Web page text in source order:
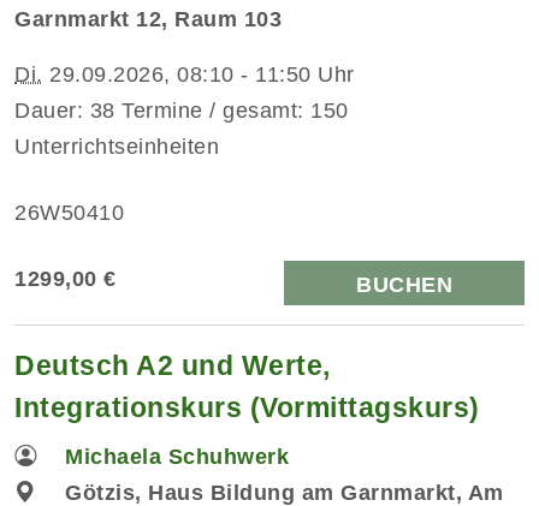
Garnmarkt 12, Raum 103
Di. 29.09.2026, 08:10 - 11:50 Uhr
Dauer: 38 Termine / gesamt: 150
Unterrichtseinheiten
26W50410
1299,00 € BUCHEN
Deutsch A2 und Werte,
Integrationskurs (Vormittagskurs)
Michaela Schuhwerk
Götzis, Haus Bildung am Garnmarkt, Am